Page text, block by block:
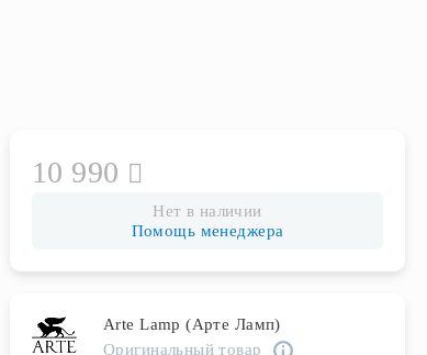
10 990
Нет в наличии
Помощь менеджера
Arte Lamp (Арте Ламп)
Оригинальный товар